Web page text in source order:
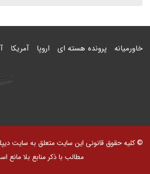
خاورمیانه پرونده هسته ای اروپا آمریکا
© کلیه حقوق قانونی این سایت متعلق به سایت
مطالب با ذکر منابع بلا مانع